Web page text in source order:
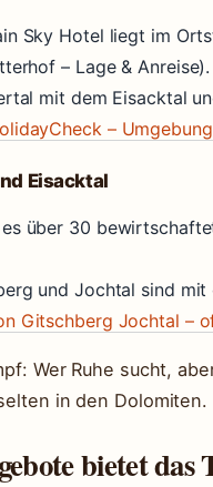
Sky Hotel liegt im
– Lage & Anreise).
mit dem Eisacktal
–
Eisacktal
über 30
und Jochtal sind
Gitschberg Jochtal –
Wer Ruhe sucht,
in den Dolomiten.
bietet